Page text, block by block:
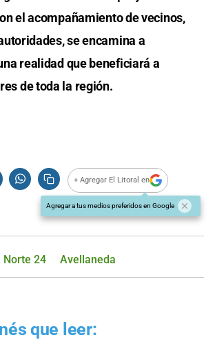
el acompañamiento de vecinos,
se encamina a
realidad que beneficiará a
de toda la región.
+ Agregar El Litoral en
Agregar a tus medios preferidos en Google
Norte 24 Avellaneda
que leer: